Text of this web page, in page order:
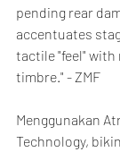
pending rear
accentuates
tactile "feel"
timbre." - ZMF
Menggunakan
Technology,